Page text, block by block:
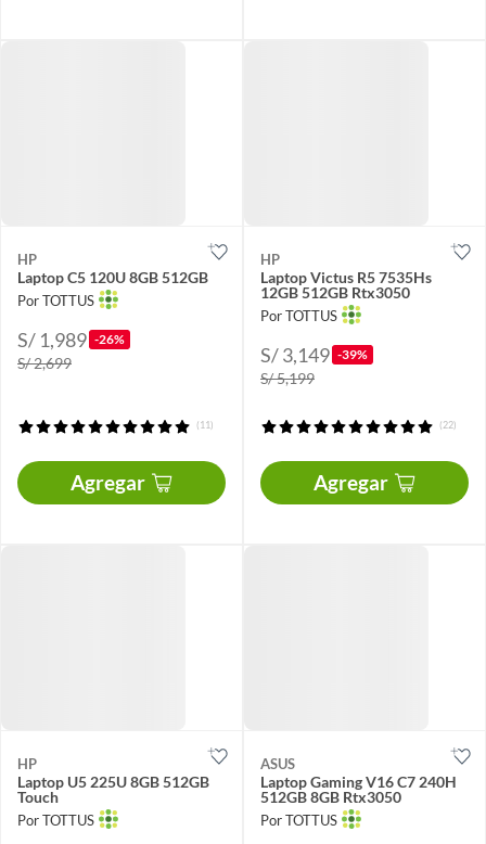
HP
Laptop C5 120U 8GB 512GB
Por TOTTUS
S/ 1,989 -26%
S/ 2,699
(11)
Agregar
HP
Laptop Victus R5 7535Hs
12GB 512GB Rtx3050
Por TOTTUS
S/ 3,149 -39%
S/ 5,199
(22)
Agregar
HP
Laptop U5 225U 8GB 512GB
Touch
Por TOTTUS
ASUS
Laptop Gaming V16 C7 240H
512GB 8GB Rtx3050
Por TOTTUS